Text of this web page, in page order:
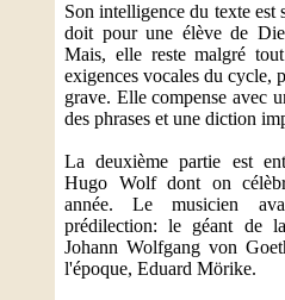
Son intelligence du texte est
doit pour une élève de
Mais, elle reste malgré
exigences vocales du cycle,
grave. Elle compense avec
des phrases et une diction
La deuxième partie est
Hugo Wolf dont on
année. Le musicien
prédilection: le géant de
Johann Wolfgang von
l'époque, Eduard Mörike.